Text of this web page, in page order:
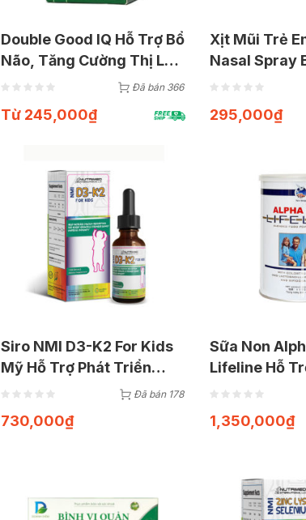
Double Good IQ Hỗ Trợ Bổ
Não, Tăng Cường Thị Lực
(Hộp 30 Viên)
Đã bán 366
Từ 245,000₫
Xịt Mũi Trẻ
Nasal Spray
30ml
295,000₫
Siro NMI D3-K2 For Kids
Mỹ Hỗ Trợ Phát Triển
Chiều Cao (Chai 30ml)Đã bán 178
730,000₫
Sữa Non
Lifeline Hỗ
Cường Sức
1,350,000₫